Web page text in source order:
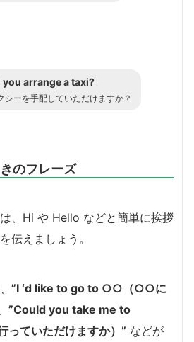
arrange a taxi?
シーを手配していただけますか？
のフレーズ
、Hi や Hello などと簡単に挨拶
伝えましょう。
”I ‘d like to go to ○○（○○に
”Could you take me to
ていただけますか）” などが